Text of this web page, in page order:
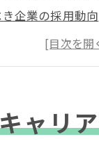
企業の採用動向
ンドと必要なス
のステップ
キングの重要性
すあなたへ東
ャリ